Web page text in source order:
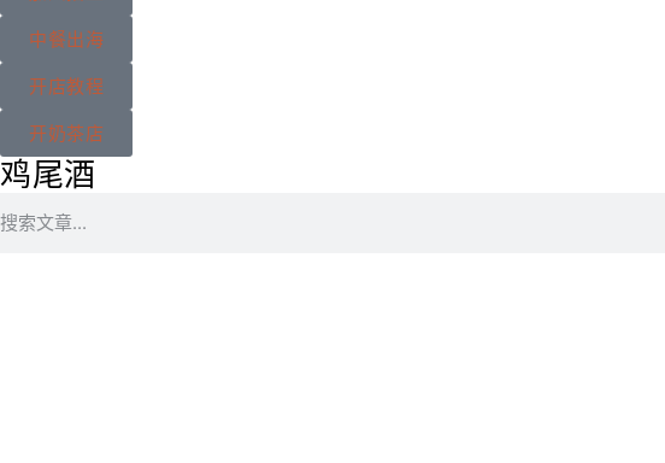
中餐出海
开店教程
开奶茶店
鸡尾酒